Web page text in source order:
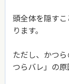
頭全体を隠す
ります。
ただし、かつ
つらバレ」の原